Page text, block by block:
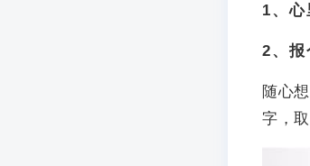
1、心
2、报
随心
字，